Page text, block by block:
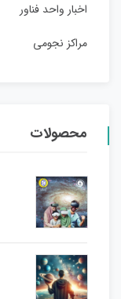
اخبار واحد فناور
مراکز نجومی
محصولات